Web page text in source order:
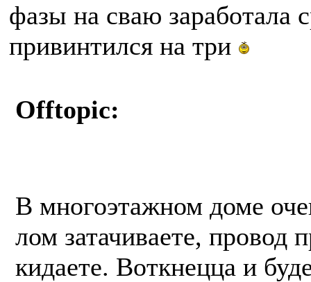
фазы на сваю заработала
привинтился на три
Offtopic:
В многоэтажном доме
лом затачиваете, провод
кидаете. Воткнецца и